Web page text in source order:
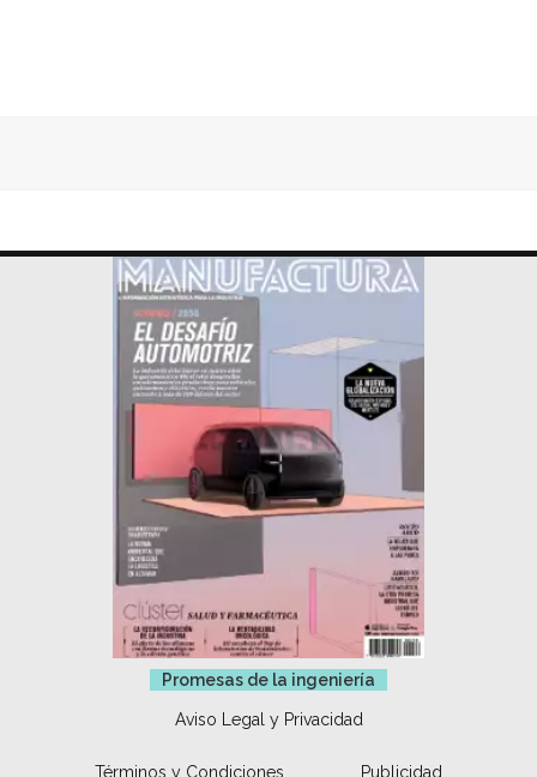
Promesas de la ingeniería
Aviso Legal y Privacidad
Términos y Condiciones Publicidad